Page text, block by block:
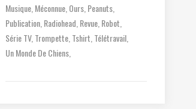
Musique Méconnue Ours Peanuts
Publication Radiohead Revue Robot
Série TV Trompette Tshirt Télétravail
Un Monde De Chiens